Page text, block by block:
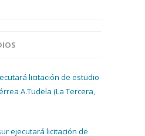
licitación de estudio
A.Tudela (La Tercera,
ejecutará licitación de